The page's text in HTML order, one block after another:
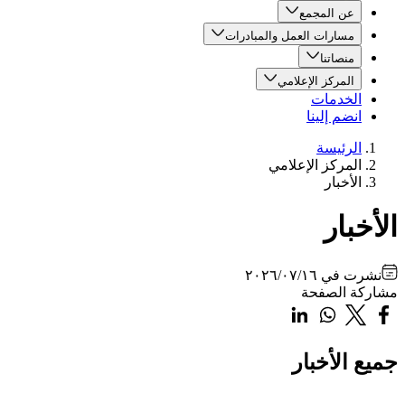
عن المجمع
مسارات العمل والمبادرات
منصاتنا
المركز الإعلامي
الخدمات
انضم إلينا
الرئيسة
المركز الإعلامي
الأخبار
الأخبار
نشرت في ٢٠٢٦/٠٧/١٦
مشاركة الصفحة
جميع الأخبار